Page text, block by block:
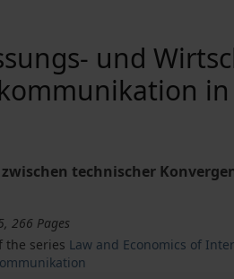
und
technischer
266 Pages
the series Law and Economics of